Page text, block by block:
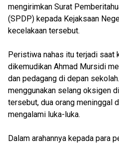
mengirimkan Surat
(SPDP) kepada Kejaksaan
kecelakaan tersebut.
Peristiwa nahas itu terjadi saat
dikemudikan Ahmad Mursidi
dan pedagang di depan
menggunakan selang oksigen
tersebut, dua orang meninggal
mengalami luka-luka.
Dalam arahannya kepada para